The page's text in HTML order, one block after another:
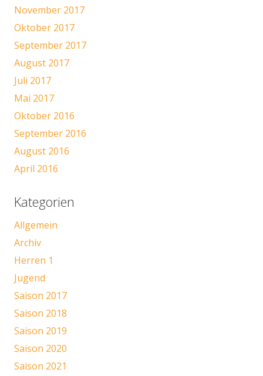
November 2017
Oktober 2017
September 2017
August 2017
Juli 2017
Mai 2017
Oktober 2016
September 2016
August 2016
April 2016
Kategorien
Allgemein
Archiv
Herren 1
Jugend
Saison 2017
Saison 2018
Saison 2019
Saison 2020
Saison 2021